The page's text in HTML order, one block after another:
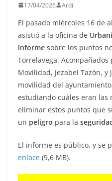
17/04/2026 Ardi
El pasado miércoles 16 de
asistió a la oficina de
informe sobre los puntos
Torrelavega. Acompañados
Movilidad, Jezabel Tazón,
movilidad del
estudiando cuáles eran las
eliminar estos puntos que
un peligro para la
El informe es público, y se
enlace (9,6 MB).